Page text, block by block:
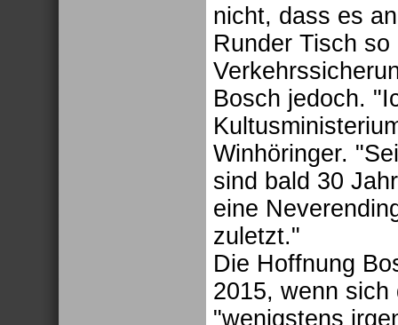
nicht, dass es
Runder Tisch
Bosch jedoch.
Winhöringer.
sind bald 30
eine
zuletzt."
Die Hoffnung
2015, wenn
"wenigstens